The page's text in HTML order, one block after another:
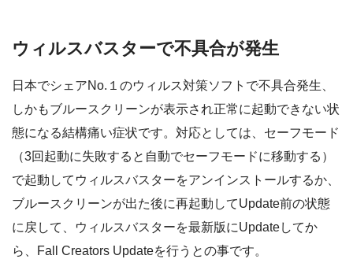
ウィルスバスターで不具合が発生
日本でシェアNo.１のウィルス対策ソフトで不具合発生、
しかもブルースクリーンが表示され正常に起動できない状
態になる結構痛い症状です。対応としては、セーフモード
（3回起動に失敗すると自動でセーフモードに移動する）
で起動してウィルスバスターをアンインストールするか、
ブルースクリーンが出た後に再起動してUpdate前の状態
に戻して、ウィルスバスターを最新版にUpdateしてか
ら、Fall Creators Updateを行うとの事です。